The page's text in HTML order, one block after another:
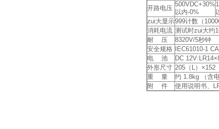
开路电压
500VDC+30%
以内-0%
zui大显示999计数（
消耗电流 测试时zui大约
耐 压
8320V/5秒钟
安全规格
IEC61010-1
电 池
DC
外形尺寸 205（L）×152
重 量
约 1.8kg （含
附 件
使用说明书、